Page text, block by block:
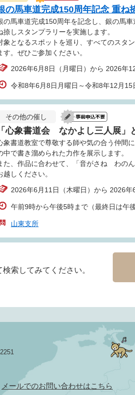
の馬車道完成150周年記念 重ね
の馬車道完成150周年を記念し、銀の馬
捺しスタンプラリーを実施します。
象となるスポットを巡り、すべてのスタ
す。ぜひご参加ください。
2026年6月8日（月曜日）から 2026年
令和8年6月8日月曜日～令和8年12月15
その他の催し
「心象書道会 なかよし三人展」
象書道教室で尊敬する師や気の合う仲間
中で書き溜められた力作を展示します。
た、作品に合わせて、「音がさね わの
越しください。
2026年6月11日（木曜日）から 2026年
午前9時から午後5時まで（最終日は午
山東支所
索してみてください。
メールでのお問い合わせはこちら